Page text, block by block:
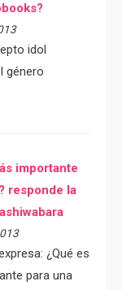
idol
género
importante
responde la
¿Qué es
para una